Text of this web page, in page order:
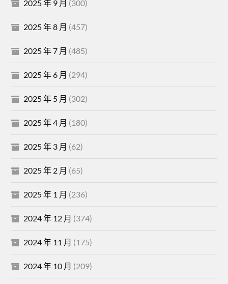
2025 年 9 月 (300)
2025 年 8 月 (457)
2025 年 7 月 (485)
2025 年 6 月 (294)
2025 年 5 月 (302)
2025 年 4 月 (180)
2025 年 3 月 (62)
2025 年 2 月 (65)
2025 年 1 月 (236)
2024 年 12 月 (374)
2024 年 11 月 (175)
2024 年 10 月 (209)